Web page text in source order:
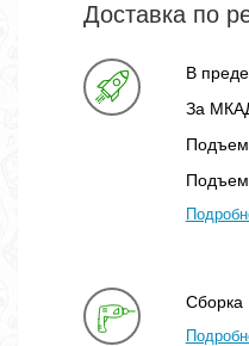
Доставка по
В
За
Подъем
Сборка